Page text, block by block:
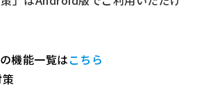
機能一覧はこちら